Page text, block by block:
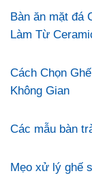
Bàn ăn mặt đá
Làm Từ
Cách Chọn
Không Gian
Các mẫu bàn
Mẹo xử lý ghế